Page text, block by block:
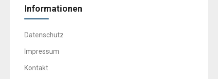
Informationen
Datenschutz
Impressum
Kontakt